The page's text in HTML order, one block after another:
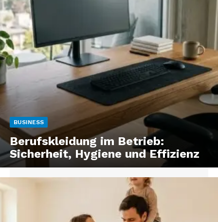
BUSINESS
Berufskleidung im Betrieb:
Sicherheit, Hygiene und Effizienz